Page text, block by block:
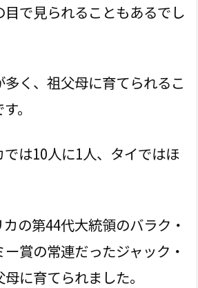
で見られることもあるでし
く、祖父母に育てられるこ
。
は10人に1人、タイではほ
の第44代大統領のバラク・
賞の常連だったジャック・
に育てられました。